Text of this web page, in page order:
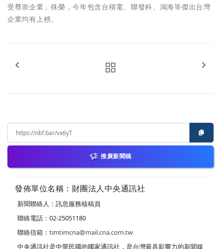
受尊崇企業」殊榮，今年包含台積電、聯發科、鴻海等傑出台灣
企業均有上榜。
推廣新聞稿
發佈單位名稱：財團法人中央通訊社
新聞聯絡人：訊息服務核稿員
聯絡電話：02-25051180
聯絡信箱： timtimcna@mail.cna.com.tw
中央通訊社是中華民國的國家通訊社，是台灣最具影響力的新聞媒